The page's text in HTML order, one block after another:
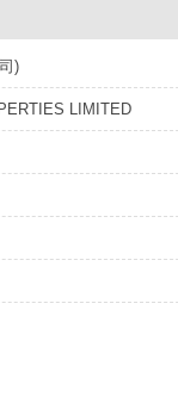
)
LIMITED